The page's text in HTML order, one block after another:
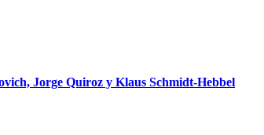
Jorge Quiroz y Klaus Schmidt-Hebbel